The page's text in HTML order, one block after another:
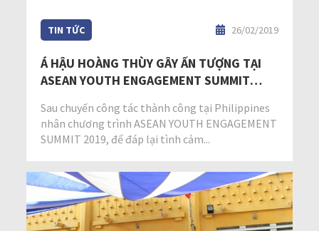
TIN TỨC 26/02/2019
Á HẬU HOÀNG THÙY GÂY ẤN TƯỢNG TẠI
ASEAN YOUTH ENGAGEMENT SUMMIT
Sau chuyến công tác thành công tại Philippines
nhân chương trình ASEAN YOUTH ENGAGEMENT
SUMMIT 2019, để đáp lại tình cảm...